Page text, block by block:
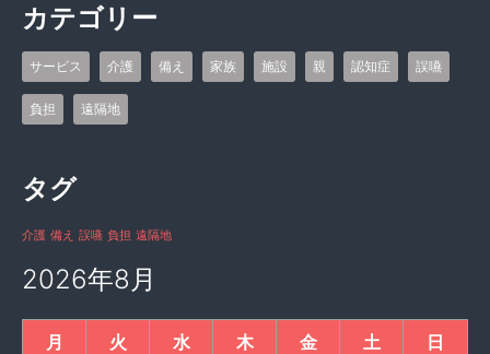
カテゴリー
サービス 介護 備え 家族 施設 親 認知症 誤嚥
負担 遠隔地
タグ
介護 備え 誤嚥 負担 遠隔地
2026年8月
月 火 水 木 金 土 日